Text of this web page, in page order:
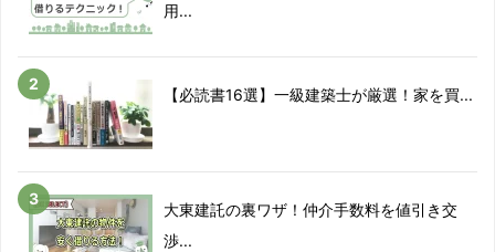
用...
【必読書16選】一級建築士が厳選！家を買...
大東建託の裏ワザ！仲介手数料を値引き交
渉...